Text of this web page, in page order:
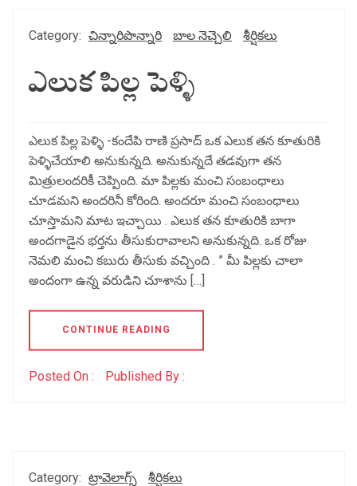
Category: చిన్నారిపొన్నారి బాల నెచ్చెలి శీర్షికలు
ఎలుక పిల్ల పెళ్ళి
ఎలుక పిల్ల పెళ్ళి -కందేపి రాణి ప్రసాద్ ఒక ఎలుక తన కూతురికి
పెళ్ళిచేయాలి అనుకున్నది. అనుకున్నదే తడవుగా తన
మిత్రులందరికీ చెప్పింది. మా పిల్లకు మంచి సంబంధాలు
చూడమని అందరినీ కోరింది. అందరూ మంచి సంబంధాలు
చూస్తామని మాట ఇచ్చాయి . ఎలుక తన కూతురికి బాగా
అందగాడైన భర్తను తీసుకురావాలని అనుకున్నది. ఒక రోజు
నెమలి మంచి కబురు తీసుకు వచ్చింది . ” మీ పిల్లకు చాలా
అందంగా ఉన్న వరుడిని చూశాను […]
CONTINUE READING
Posted On : Published By :
Category: ట్రావెలాగ్స్ శీర్షికలు